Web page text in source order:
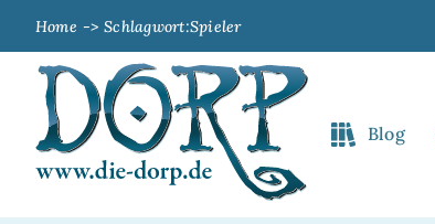
springen
Home Schlagwort:Spieler
Blog